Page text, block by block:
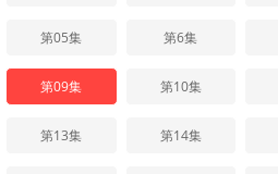
第05集 第6集
第09集 第10集
第13集 第14集